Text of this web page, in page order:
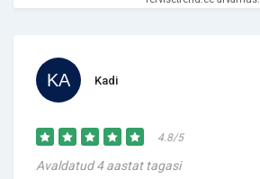
Kadi
4.8/5
Avaldatud 4 aastat tagasi